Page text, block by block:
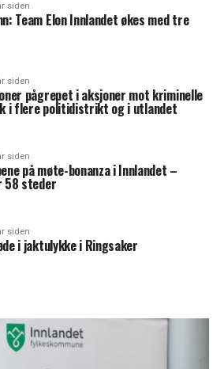
siden
Team Elon Innlandet økes med tre
siden
pågrepet i aksjoner mot kriminelle
i flere politidistrikt og i utlandet
siden
på møte-bonanza i Innlandet –
58 steder
siden
i jaktulykke i Ringsaker